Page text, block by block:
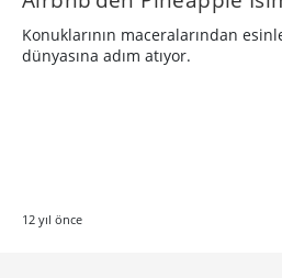
Konuklarının maceralarından
dünyasına adım atıyor.
12 yıl önce